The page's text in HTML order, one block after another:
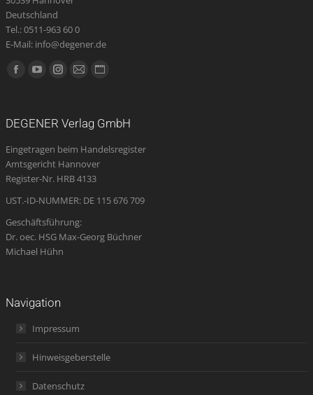
Deutschland
Tel.: 0511-963 60 0
E-Mail: info@degener.de
Finden Sie uns auf:
Facebook
new
window
YouTube
new
window
Instagram
new
window
E-
opens
in
new
Website
new
DEGENER Verlag GmbH
Eingetragen beim Handelsregister
Amtsgericht Hannover
Register-Nr. HRB 4133
UST.-ID-NUMMER: DE 115 676 709
Geschäftsführung:
Dr. oec. HSG Max-Georg Büchner
Michael Hühn
Navigation
Impressum
Hinweisgeberstelle
Datenschutz